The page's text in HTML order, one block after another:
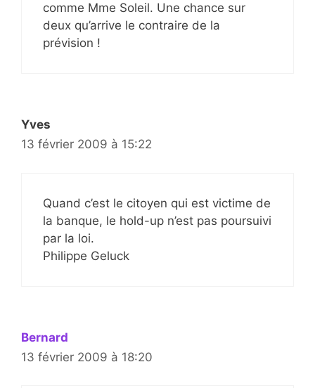
comme Mme Soleil. Une chance sur
deux qu’arrive le contraire de la
prévision !
Yves
13 février 2009 à 15:22
Quand c’est le citoyen qui est victime de
la banque, le hold-up n’est pas poursuivi
par la loi.
Philippe Geluck
Bernard
13 février 2009 à 18:20